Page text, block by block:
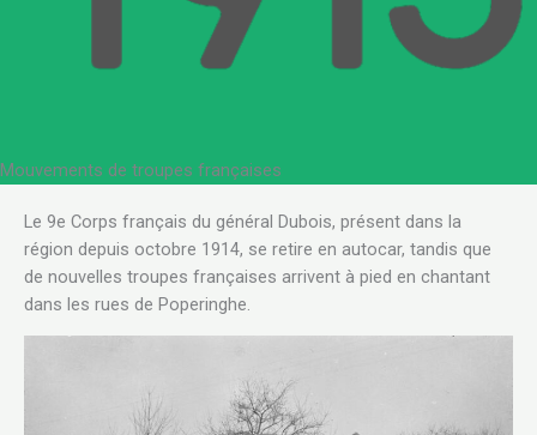
Mouvements de troupes françaises
Le 9e Corps français du général Dubois, présent dans la
région depuis octobre 1914, se retire en autocar, tandis que
de nouvelles troupes françaises arrivent à pied en chantant
dans les rues de Poperinghe.